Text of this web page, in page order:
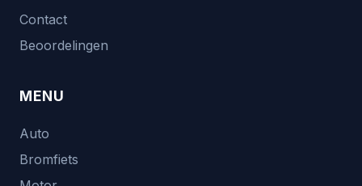
Contact
Beoordelingen
MENU
Auto
Bromfiets